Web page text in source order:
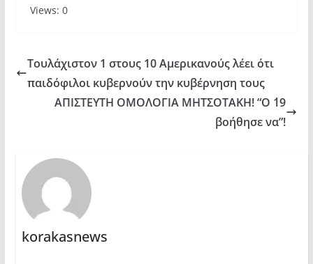
Views: 0
Τουλάχιστον 1 στους 10 Αμερικανούς λέει ότι
παιδόφιλοι κυβερνούν την κυβέρνηση τους
ΑΠΙΣΤΕΥΤΗ ΟΜΟΛΟΓΙΑ ΜΗΤΣΟΤΑΚΗ! “Ο ΄19
βοήθησε να”!
korakasnews